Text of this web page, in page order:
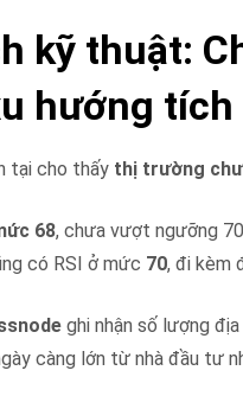
kỹ thuật:
hướng
tại cho thấy thị trường
68, chưa vượt ngưỡng
có RSI ở mức 70, đi kèm
ghi nhận số lượng
càng lớn từ nhà đầu tư